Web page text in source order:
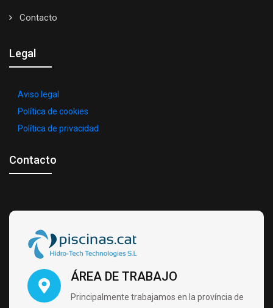
Contacto
Legal
Aviso legal
Política de cookies
Política de privacidad
Contacto
ÁREA DE TRABAJO
Principalmente trabajamos en la província de